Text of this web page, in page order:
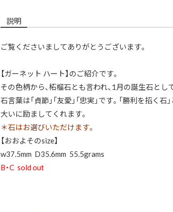
説明
ご覧くださいましてありがとうございます。
【ガーネット ハート】のご紹介です。
その色柄から、柘榴石とも言われ、1月の誕生石とし
石言葉は「貞節」「友愛」「忠実」です。「勝利を招
大いに励ましてくれます。
＊石はお選びいただけます。
【おおよそのsize】
w37.5mm D35.6mm 55.5grams
B・C sold out